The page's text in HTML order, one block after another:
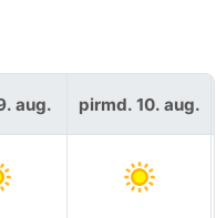
aug. pirmd. 10. aug.